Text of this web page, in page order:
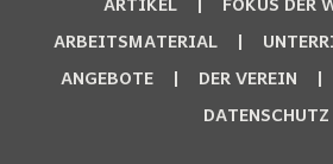
ARBEITSMATERIAL
ANGEBOTE
DER VEREIN
DATENSCHUTZ